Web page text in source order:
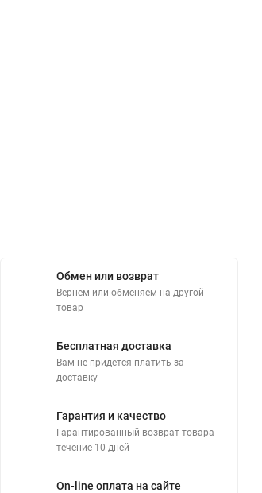
Обмен или возврат
Вернем или обменяем на другой
товар
Бесплатная доставка
Вам не придется платить за
доставку
Гарантия и качество
Гарантированный возврат товара
течение 10 дней
On-line оплата на сайте